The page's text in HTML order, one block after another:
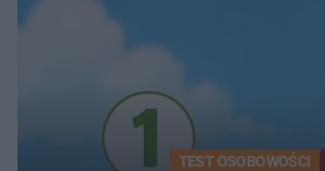
TEST OSOBOWOŚCI